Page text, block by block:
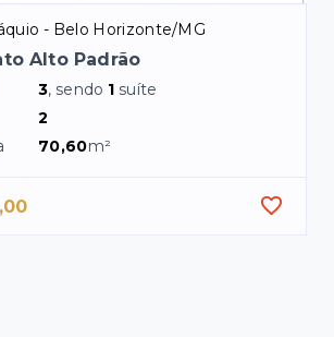
- Belo Horizonte/MG
Alto Padrão
3, sendo 1 suíte
2
70,60m²